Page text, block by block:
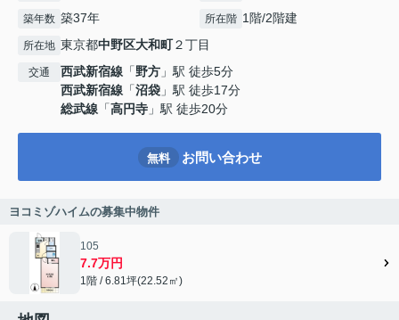
築年数 築37年 所在階 1階/2階建
所在地 東京都中野区大和町２丁目
交通 西武新宿線 「野方 」駅 徒歩5分
西武新宿線 「沼袋 」駅 徒歩17分
総武線 「高円寺 」駅 徒歩20分
無料 お問い合わせ
ヨコミゾハイムの募集中物件
105
7.7万円
1階 / 6.81坪(22.52㎡)